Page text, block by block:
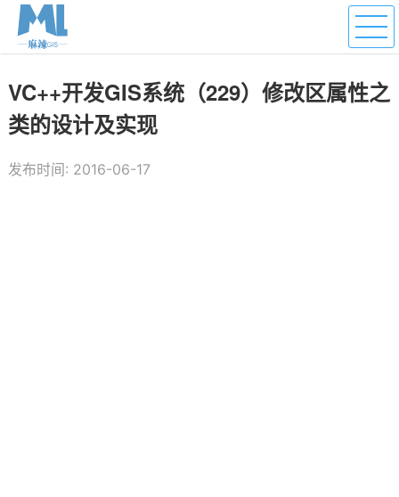
VC++开发GIS系统（229）修改区属性之
类的设计及实现
发布时间: 2016-06-17